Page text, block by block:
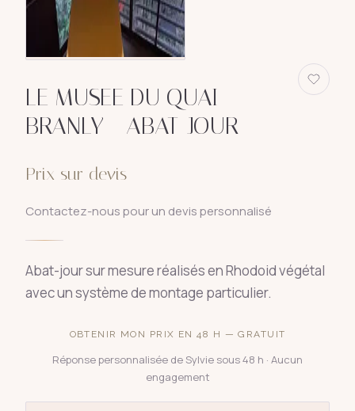
LE MUSEE DU QUAI
BRANLY - ABAT-JOUR
Prix sur devis
Contactez-nous pour un devis personnalisé
Abat-jour sur mesure réalisés en Rhodoid végétal
avec un système de montage particulier.
OBTENIR MON PRIX EN 48 H — GRATUIT
Réponse personnalisée de Sylvie sous 48 h · Aucun
engagement